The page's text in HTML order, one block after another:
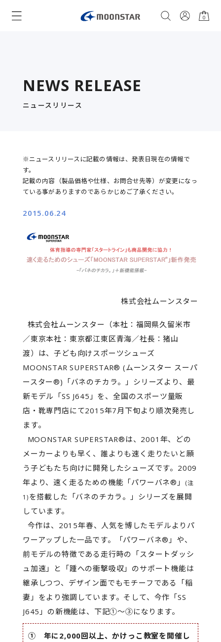
0
NEWS RELEASE
ニュースリリース
※ニュースリリースに記載の情報は、発表日現在の情報で
す。
記載の内容（製品価格や仕様、お問合せ先等）が変更になっ
ている事がありますのであらかじめご了承ください。
2015.06.24
株式会社ムーンスター
株式会社ムーンスター（本社：福岡県久留米市
／東京本社：東京都江東区青海／社長：猪山
渡）は、子ども向けスポーツシューズ
MOONSTAR SUPERSTAR® (ムーンスター スーパ
ースター®)「バネのチカラ。」シリーズより、最
新モデル「SS J645」を、全国のスポーツ量販
店・靴専門店にて2015年7月下旬より順次発売し
ます。
MOONSTAR SUPERSTAR®は、2001年、どの
メーカーよりも早く、誰よりも速く走りたいと願
う子どもたち向けに開発したシューズです。2009
年より、速く走るための機能「パワーバネ®」
(注
1)を搭載した「バネのチカラ。」シリーズを展開
しています。
今作は、2015年春、人気を博したモデルよりパ
ワーアップした一品です。「パワーバネ®」や、
前モデルの特徴である走行時の「スタートダッシ
ュ加速」と「踵への衝撃吸収」のサポート機能は
継承しつつ、デザイン面でもモチーフである「稲
妻」をより強調しています。そして、今作「SS
J645」の新機能は、下記①～③になります。
① 年に2,000回以上、かけっこ教室を開催し